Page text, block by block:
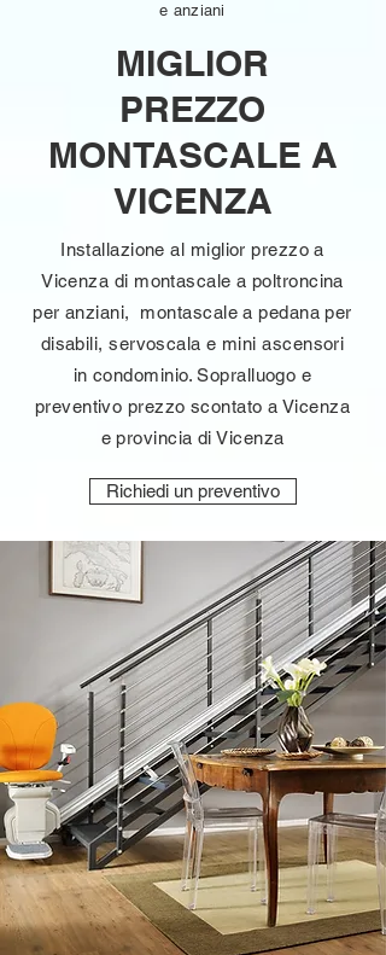
e anziani
MIGLIOR
PREZZO
MONTASCALE A
VICENZA
Installazione al miglior prezzo a
Vicenza di montascale a poltroncina
per anziani, montascale a pedana per
disabili, servoscala e mini ascensori
in condominio. Sopralluogo e
preventivo prezzo scontato a Vicenza
e provincia di Vicenza
Richiedi un preventivo